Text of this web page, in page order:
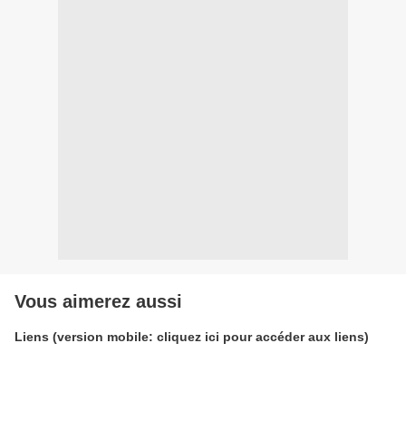
Vous aimerez aussi
Liens (version mobile: cliquez ici pour accéder aux liens)